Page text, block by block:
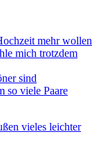
mehr wollen
mich trotzdem
sind
so viele Paare
vieles leichter